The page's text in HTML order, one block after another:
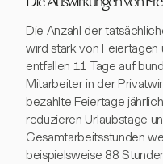
Die Auswirkungen von
Die Anzahl der
wird stark von Feiertagen
entfallen 11 Tage auf
Mitarbeiter in der
bezahlte Feiertage
reduzieren Urlaubstage
Gesamtarbeitsstunden
beispielsweise 88